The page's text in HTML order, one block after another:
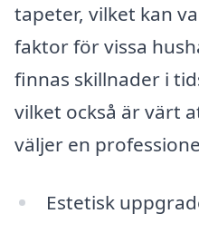
tapeter, vilket kan
faktor för vissa
finnas skillnader i
vilket också är värt
väljer en
Estetisk